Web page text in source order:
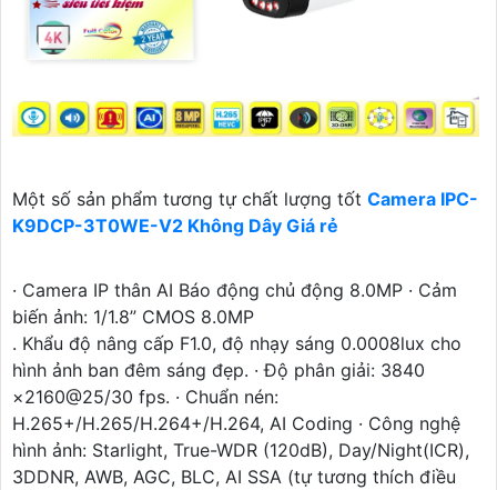
Một số sản phẩm tương tự chất lượng tốt Camera IPC-
K9DCP-3T0WE-V2 Không Dây Giá rẻ
· Camera IP thân AI Báo động chủ động 8.0MP · Cảm
biến ảnh: 1/1.8” CMOS 8.0MP
. Khẩu độ nâng cấp F1.0, độ nhạy sáng 0.0008lux cho
hình ảnh ban đêm sáng đẹp. · Độ phân giải: 3840
×2160@25/30 fps. · Chuẩn nén:
H.265+/H.265/H.264+/H.264, AI Coding · Công nghệ
hình ảnh: Starlight, True-WDR (120dB), Day/Night(ICR),
3DDNR, AWB, AGC, BLC, AI SSA (tự tương thích điều